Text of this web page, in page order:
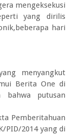
mengeksekusi
yang dirilis
hari
menyangkut
Berita One di
bahwa putusan
Pemberitahuan
PID/2014 yang di